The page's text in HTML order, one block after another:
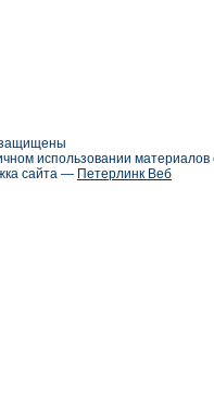
защищены
использовании
сайта — Петерлинк Веб